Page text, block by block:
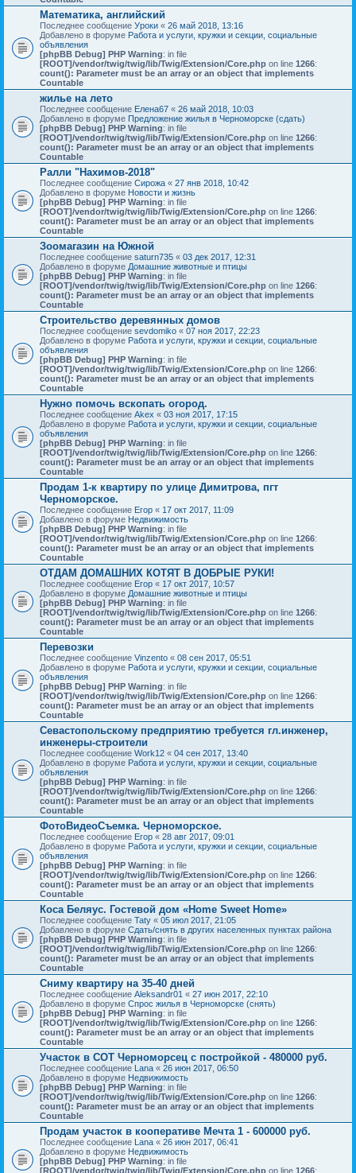
Математика, английский
Последнее сообщение Уроки « 26 май 2018, 13:16
Добавлено в форуме Работа и услуги, кружки и секции, социальные
объявления
[phpBB Debug] PHP Warning: in file
[ROOT]/vendor/twig/twig/lib/Twig/Extension/Core.php on line 1266:
count(): Parameter must be an array or an object that implements
Countable
жилье на лето
Последнее сообщение Елена67 « 26 май 2018, 10:03
Добавлено в форуме Предложение жилья в Черноморске (сдать)
[phpBB Debug] PHP Warning: in file
[ROOT]/vendor/twig/twig/lib/Twig/Extension/Core.php on line 1266:
count(): Parameter must be an array or an object that implements
Countable
Ралли "Нахимов-2018"
Последнее сообщение Сирожа « 27 янв 2018, 10:42
Добавлено в форуме Новости и жизнь
[phpBB Debug] PHP Warning: in file
[ROOT]/vendor/twig/twig/lib/Twig/Extension/Core.php on line 1266:
count(): Parameter must be an array or an object that implements
Countable
Зоомагазин на Южной
Последнее сообщение saturn735 « 03 дек 2017, 12:31
Добавлено в форуме Домашние животные и птицы
[phpBB Debug] PHP Warning: in file
[ROOT]/vendor/twig/twig/lib/Twig/Extension/Core.php on line 1266:
count(): Parameter must be an array or an object that implements
Countable
Строительство деревянных домов
Последнее сообщение sevdomiko « 07 ноя 2017, 22:23
Добавлено в форуме Работа и услуги, кружки и секции, социальные
объявления
[phpBB Debug] PHP Warning: in file
[ROOT]/vendor/twig/twig/lib/Twig/Extension/Core.php on line 1266:
count(): Parameter must be an array or an object that implements
Countable
Нужно помочь вскопать огород.
Последнее сообщение Akex « 03 ноя 2017, 17:15
Добавлено в форуме Работа и услуги, кружки и секции, социальные
объявления
[phpBB Debug] PHP Warning: in file
[ROOT]/vendor/twig/twig/lib/Twig/Extension/Core.php on line 1266:
count(): Parameter must be an array or an object that implements
Countable
Продам 1-к квартиру по улице Димитрова, пгт
Черноморское.
Последнее сообщение Егор « 17 окт 2017, 11:09
Добавлено в форуме Недвижимость
[phpBB Debug] PHP Warning: in file
[ROOT]/vendor/twig/twig/lib/Twig/Extension/Core.php on line 1266:
count(): Parameter must be an array or an object that implements
Countable
ОТДАМ ДОМАШНИХ КОТЯТ В ДОБРЫЕ РУКИ!
Последнее сообщение Егор « 17 окт 2017, 10:57
Добавлено в форуме Домашние животные и птицы
[phpBB Debug] PHP Warning: in file
[ROOT]/vendor/twig/twig/lib/Twig/Extension/Core.php on line 1266:
count(): Parameter must be an array or an object that implements
Countable
Перевозки
Последнее сообщение Vinzento « 08 сен 2017, 05:51
Добавлено в форуме Работа и услуги, кружки и секции, социальные
объявления
[phpBB Debug] PHP Warning: in file
[ROOT]/vendor/twig/twig/lib/Twig/Extension/Core.php on line 1266:
count(): Parameter must be an array or an object that implements
Countable
Севастопольскому предприятию требуется гл.инженер,
инженеры-строители
Последнее сообщение Work12 « 04 сен 2017, 13:40
Добавлено в форуме Работа и услуги, кружки и секции, социальные
объявления
[phpBB Debug] PHP Warning: in file
[ROOT]/vendor/twig/twig/lib/Twig/Extension/Core.php on line 1266:
count(): Parameter must be an array or an object that implements
Countable
ФотоВидеоСъемка. Черноморское.
Последнее сообщение Егор « 28 авг 2017, 09:01
Добавлено в форуме Работа и услуги, кружки и секции, социальные
объявления
[phpBB Debug] PHP Warning: in file
[ROOT]/vendor/twig/twig/lib/Twig/Extension/Core.php on line 1266:
count(): Parameter must be an array or an object that implements
Countable
Коса Беляус. Гостевой дом «Home Sweet Home»
Последнее сообщение Taty « 05 июл 2017, 21:05
Добавлено в форуме Сдать/снять в других населенных пунктах района
[phpBB Debug] PHP Warning: in file
[ROOT]/vendor/twig/twig/lib/Twig/Extension/Core.php on line 1266:
count(): Parameter must be an array or an object that implements
Countable
Сниму квартиру на 35-40 дней
Последнее сообщение Aleksandr01 « 27 июн 2017, 22:10
Добавлено в форуме Спрос жилья в Черноморске (снять)
[phpBB Debug] PHP Warning: in file
[ROOT]/vendor/twig/twig/lib/Twig/Extension/Core.php on line 1266:
count(): Parameter must be an array or an object that implements
Countable
Участок в СОТ Черноморсец с постройкой - 480000 руб.
Последнее сообщение Lana « 26 июн 2017, 06:50
Добавлено в форуме Недвижимость
[phpBB Debug] PHP Warning: in file
[ROOT]/vendor/twig/twig/lib/Twig/Extension/Core.php on line 1266:
count(): Parameter must be an array or an object that implements
Countable
Продам участок в кооперативе Мечта 1 - 600000 руб.
Последнее сообщение Lana « 26 июн 2017, 06:41
Добавлено в форуме Недвижимость
[phpBB Debug] PHP Warning: in file
[ROOT]/vendor/twig/twig/lib/Twig/Extension/Core.php on line 1266: